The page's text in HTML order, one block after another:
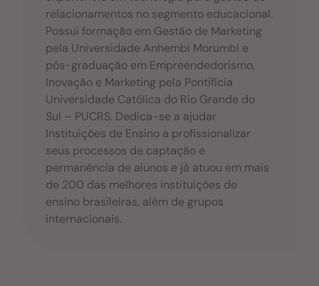
relacionamentos no segmento educacional.
Possui formação em Gestão de Marketing
pela Universidade Anhembi Morumbi e
pós-graduação em Empreendedorismo,
Inovação e Marketing pela Pontifícia
Universidade Católica do Rio Grande do
Sul – PUCRS. Dedica-se a ajudar
Instituições de Ensino a profissionalizar
seus processos de captação e
permanência de alunos e já atuou em mais
de 200 das melhores instituições de
ensino brasileiras, além de grupos
internacionais.